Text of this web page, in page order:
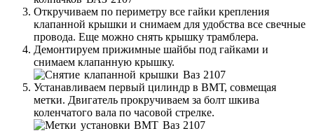
Откручиваем по периметру все гайки крепления
клапанной крышки и снимаем для удобства все свечные
провода. Еще можно снять крышку трамблера.
Демонтируем прижимные шайбы под гайками и
снимаем клапанную крышку.
Устанавливаем первый цилиндр в ВМТ, совмещая
метки. Двигатель прокручиваем за болт шкива
коленчатого вала по часовой стрелке.